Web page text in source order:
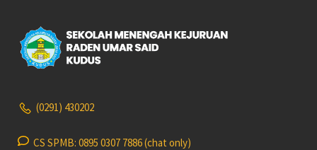
(0291) 430202
CS SPMB: 0895 0307 7886 (chat only)